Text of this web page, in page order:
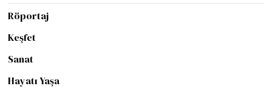
Röportaj
Keşfet
Sanat
Hayatı Yaşa